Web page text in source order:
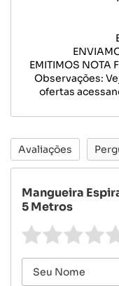
EMITIMOS NOTA
Observações:
ofertas
Avaliações
Mangueira
5 Metros